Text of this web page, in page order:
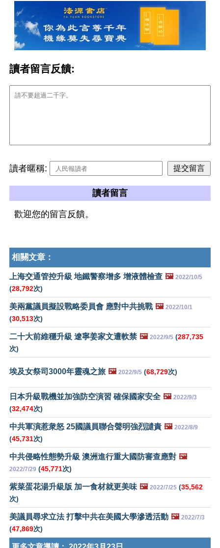
讀者留言反饋:
讀者暱稱:
讀者留言
歡迎您的留言反饋。
相關文章：
上海交通管控升級 地鐵警察增多 增液體檢查 🖼️ 2022/10/5
(28,792次)
美兩黨議員擬設戰略委員會 應對中共挑戰 🖼️ 2022/10/1
(30,513次)
二十大前維穩升級 遼寧姜家文遭軟禁 🖼️ 2022/9/5 (287,735
次)
埃及女祭司3000年靈魂之旅 🖼️ 2022/9/5 (68,729次)
日本升級戰機並加強防空演習 確保國家安全 🖼️ 2022/9/3
(32,474次)
中共軍演惹衆怒 25國議員聯合聲明強烈譴責 🖼️ 2022/8/9
(45,731次)
中共侵略性態勢升級 澳洲進行重大國防審查應對 🖼️
2022/7/29 (45,771次)
紫菜蛋花湯升級版 加一食材就更美味 🖼️ 2022/7/25 (35,562
次)
美議員尋求立法 打擊中共在美國大學滲透活動 🖼️ 2022/7/3
(47,869次)